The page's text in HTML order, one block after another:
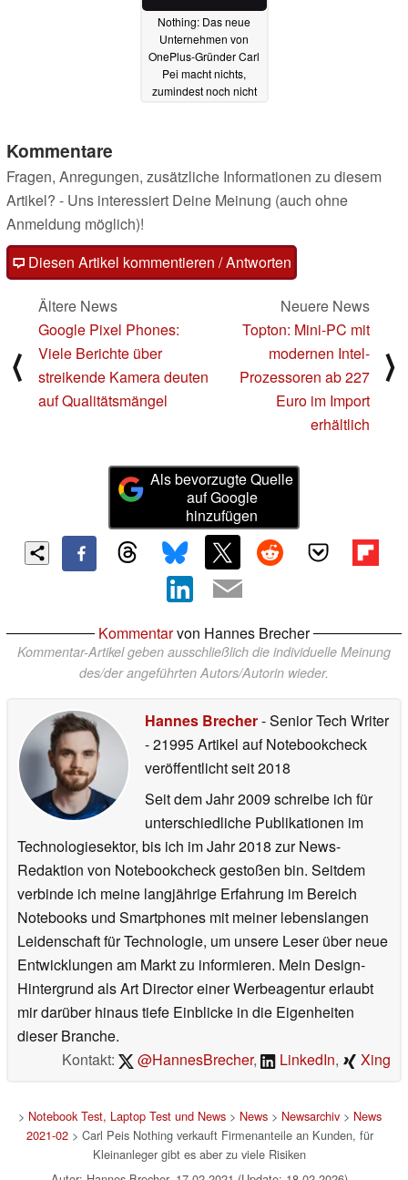
Nothing: Das neue
Unternehmen von
OnePlus-Gründer Carl
Pei macht nichts,
zumindest noch nicht
Kommentare
Fragen, Anregungen, zusätzliche Informationen zu diesem
Artikel? - Uns interessiert Deine Meinung (auch ohne
Anmeldung möglich)!
Diesen Artikel kommentieren / Antworten
⟨
Ältere News
Google Pixel Phones:
Viele Berichte über
streikende Kamera deuten
auf Qualitätsmängel
Neuere News
Topton: Mini-PC mit
modernen Intel-
Prozessoren ab 227
Euro im Import
erhältlich
⟩
Als bevorzugte Quelle
auf Google
hinzufügen
Kommentarvon Hannes Brecher
Kommentar-Artikel geben ausschließlich die individuelle Meinung
des/der angeführten Autors/Autorin wieder.
Hannes Brecher- Senior Tech Writer
- 21995 Artikel auf Notebookcheck
veröffentlichtseit 2018
Seit dem Jahr 2009 schreibe ich für
unterschiedliche Publikationen im
Technologiesektor, bis ich im Jahr 2018 zur News-
Redaktion von Notebookcheck gestoßen bin. Seitdem
verbinde ich meine langjährige Erfahrung im Bereich
Notebooks und Smartphones mit meiner lebenslangen
Leidenschaft für Technologie, um unsere Leser über neue
Entwicklungen am Markt zu informieren. Mein Design-
Hintergrund als Art Director einer Werbeagentur erlaubt
mir darüber hinaus tiefe Einblicke in die Eigenheiten
dieser Branche.
Kontakt:
@HannesBrecher, LinkedIn, Xing
> Notebook Test, Laptop Test und News> News> Newsarchiv> News
2021-02> Carl Peis Nothing verkauft Firmenanteile an Kunden, für
Kleinanleger gibt es aber zu viele Risiken